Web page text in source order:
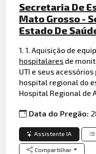
Secretaria De
Mato Grosso -
Estado De
1. 1. Aquisição de
hospitalares de
UTI e seus
hospital regional do
Hospital Regional de
Data do Pregão:
Assistente IA
Compartilhar